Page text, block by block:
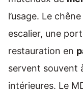
l’usage. Le
escalier, une
restauration en
servent souvent
intérieures. Le